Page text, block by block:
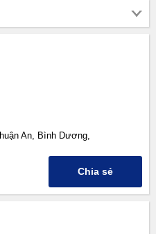
An, Bình Dương,
Chia sẻ